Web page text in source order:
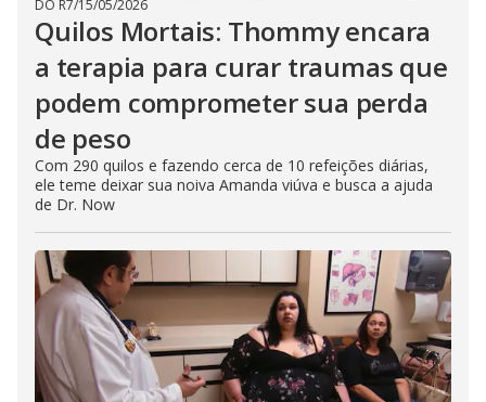
DO R7/15/05/2026
Quilos Mortais: Thommy encara
a terapia para curar traumas que
podem comprometer sua perda
de peso
Com 290 quilos e fazendo cerca de 10 refeições diárias,
ele teme deixar sua noiva Amanda viúva e busca a ajuda
de Dr. Now